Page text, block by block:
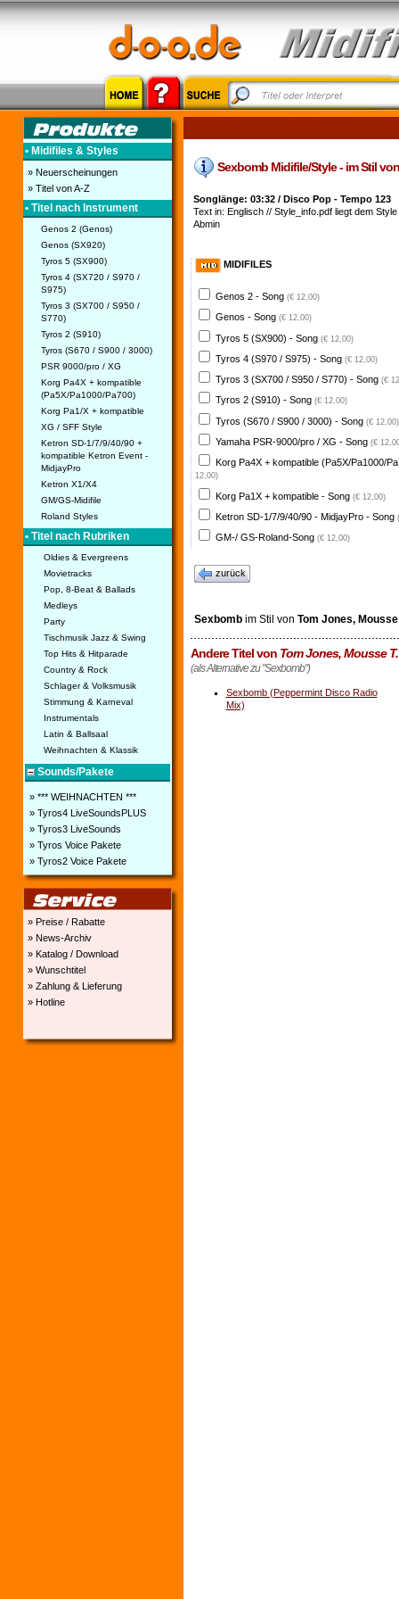
• Midifiles & Styles
» Neuerscheinungen
» Titel von A-Z
• Titel nach Instrument
Genos 2 (Genos)
Genos (SX920)
Tyros 5 (SX900)
Tyros 4 (SX720 / S970 /
S975)
Tyros 3 (SX700 / S950 /
S770)
Tyros 2 (S910)
Tyros (S670 / S900 / 3000)
PSR 9000/pro / XG
Korg Pa4X + kompatible
(Pa5X/Pa1000/Pa700)
Korg Pa1/X + kompatible
XG / SFF Style
Ketron SD-1/7/9/40/90 +
kompatible Ketron Event -
MidjayPro
Ketron X1/X4
GM/GS-Midifile
Roland Styles
• Titel nach Rubriken
Oldies & Evergreens
Movietracks
Pop, 8-Beat & Ballads
Medleys
Party
Tischmusik Jazz & Swing
Top Hits & Hitparade
Country & Rock
Schlager & Volksmusik
Stimmung & Karneval
Instrumentals
Latin & Ballsaal
Weihnachten & Klassik
Sounds/Pakete
» *** WEIHNACHTEN ***
» Tyros4 LiveSoundsPLUS
» Tyros3 LiveSounds
» Tyros Voice Pakete
» Tyros2 Voice Pakete
» Preise / Rabatte
» News-Archiv
» Katalog / Download
» Wunschtitel
» Zahlung & Lieferung
» Hotline
Sexbomb Midifile/Style - im Stil
Songlänge: 03:32 / Disco Pop - Tempo 123
Text in: Englisch // Style_info.pdf liegt dem
Abmin
MIDIFILES
Genos 2 - Song (€ 12,00)
Genos - Song (€ 12,00)
Tyros 5 (SX900) - Song (€ 12,00)
Tyros 4 (S970 / S975) - Song (€ 12,00)
Tyros 3 (SX700 / S950 / S770) - Song (€
Tyros 2 (S910) - Song (€ 12,00)
Tyros (S670 / S900 / 3000) - Song (€ 12,00)
Yamaha PSR-9000/pro / XG - Song (€
Korg Pa4X + kompatible (Pa5X/Pa1000/
12,00)
Korg Pa1X + kompatible - Song (€ 12,00)
Ketron SD-1/7/9/40/90 - MidjayPro - Song
GM-/ GS-Roland-Song (€ 12,00)
zurück
Sexbombim Stil von Tom Jones, Mousse
Andere Titel von Tom Jones, Mousse T.
(als Alternative zu "Sexbomb")
Sexbomb (Peppermint Disco Radio
Mix)